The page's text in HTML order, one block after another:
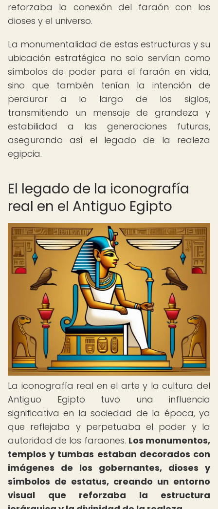
reforzaba la conexión del faraón con los
dioses y el universo.
La monumentalidad de estas estructuras y su
ubicación estratégica no solo servían como
símbolos de poder para el faraón en vida,
sino que también tenían la intención de
perdurar a lo largo de los siglos,
transmitiendo un mensaje de grandeza y
estabilidad a las generaciones futuras,
asegurando así el legado de la realeza
egipcia.
El legado de la iconografía
real en el Antiguo Egipto
La iconografía real en el arte y la cultura del
Antiguo Egipto tuvo una influencia
significativa en la sociedad de la época, ya
que reflejaba y perpetuaba el poder y la
autoridad de los faraones. Los monumentos,
templos y tumbas estaban decorados con
imágenes de los gobernantes, dioses y
símbolos de estatus, creando un entorno
visual que reforzaba la estructura